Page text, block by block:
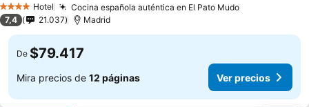
4 EstrellasHotel Cocina española auténtica en El Pato Mudo
7,4 21.037 Madrid
De $79.417
Mira precios de 12 páginas Ver precios